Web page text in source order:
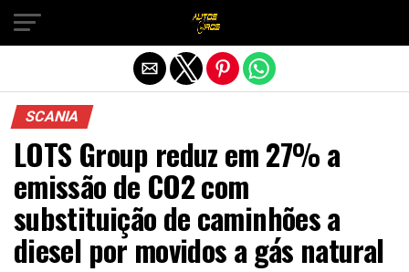
SCANIA
LOTS Group reduz em 27% a
emissão de CO2 com
substituição de caminhões a
diesel por movidos a gás natural
Sair da versão mobile